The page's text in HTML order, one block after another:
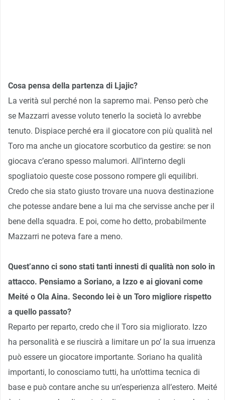
Cosa pensa della partenza di Ljajic?
La verità sul perché non la sapremo mai. Penso però che
se Mazzarri avesse voluto tenerlo la società lo avrebbe
tenuto. Dispiace perché era il giocatore con più qualità nel
Toro ma anche un giocatore scorbutico da gestire: se non
giocava c’erano spesso malumori. All’interno degli
spogliatoio queste cose possono rompere gli equilibri.
Credo che sia stato giusto trovare una nuova destinazione
che potesse andare bene a lui ma che servisse anche per il
bene della squadra. E poi, come ho detto, probabilmente
Mazzarri ne poteva fare a meno.
Quest’anno ci sono stati tanti innesti di qualità non solo in
attacco. Pensiamo a Soriano, a Izzo e ai giovani come
Meité o Ola Aina. Secondo lei è un Toro migliore rispetto
a quello passato?
Reparto per reparto, credo che il Toro sia migliorato. Izzo
ha personalità e se riuscirà a limitare un po’ la sua irruenza
può essere un giocatore importante. Soriano ha qualità
importanti, lo conosciamo tutti, ha un’ottima tecnica di
base e può contare anche su un’esperienza all’estero. Meité